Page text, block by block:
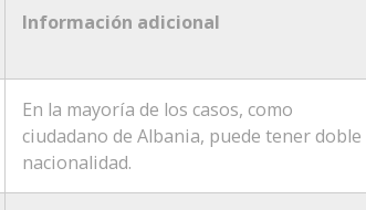
Información adicional
En la mayoría de los casos, como
ciudadano de Albania, puede tener doble
nacionalidad.